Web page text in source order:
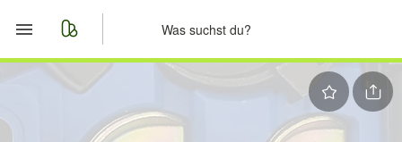
Start
Merkliste